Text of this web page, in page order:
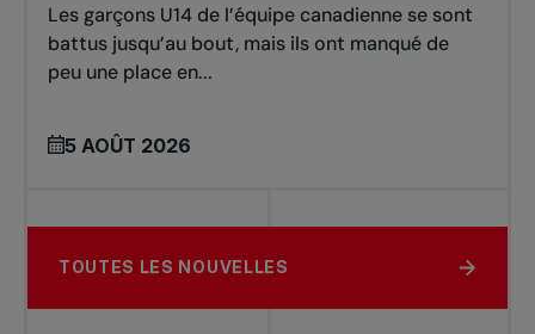
Les garçons U14 de l’équipe canadienne se sont
battus jusqu’au bout, mais ils ont manqué de
peu une place en...
5 AOÛT 2026
TOUTES LES NOUVELLES